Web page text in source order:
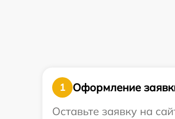
1
Оформление
Оставьте заявку на